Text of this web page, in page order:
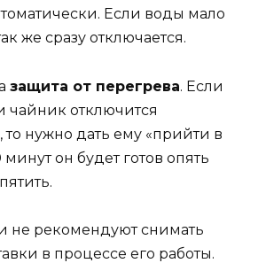
Если воды мало
же сразу отключается.
защита от перегрева. Если
чайник отключится
то нужно дать ему «прийти в
он будет готов опять
не рекомендуют снимать
в процессе его работы.